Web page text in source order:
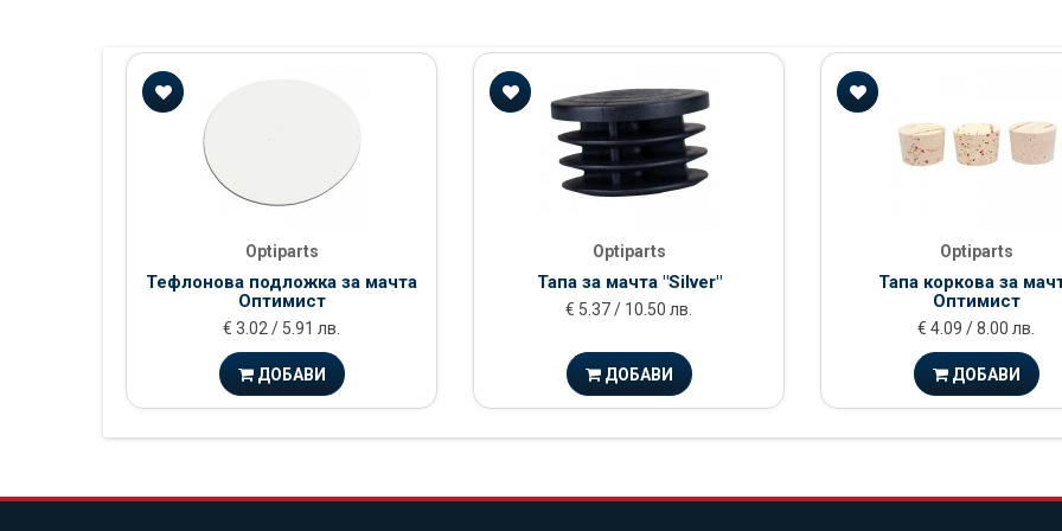
Optiparts
Тефлонова подложка за мачта
Оптимист
€ 3.02 / 5.91 лв.
ДОБАВИ
Optiparts
Тапа за мачта "Silver"
€ 5.37 / 10.50 лв.
ДОБАВИ
Optiparts
Тапа коркова за
Оптимист
€ 4.09 / 8.00 лв.
ДОБАВИ